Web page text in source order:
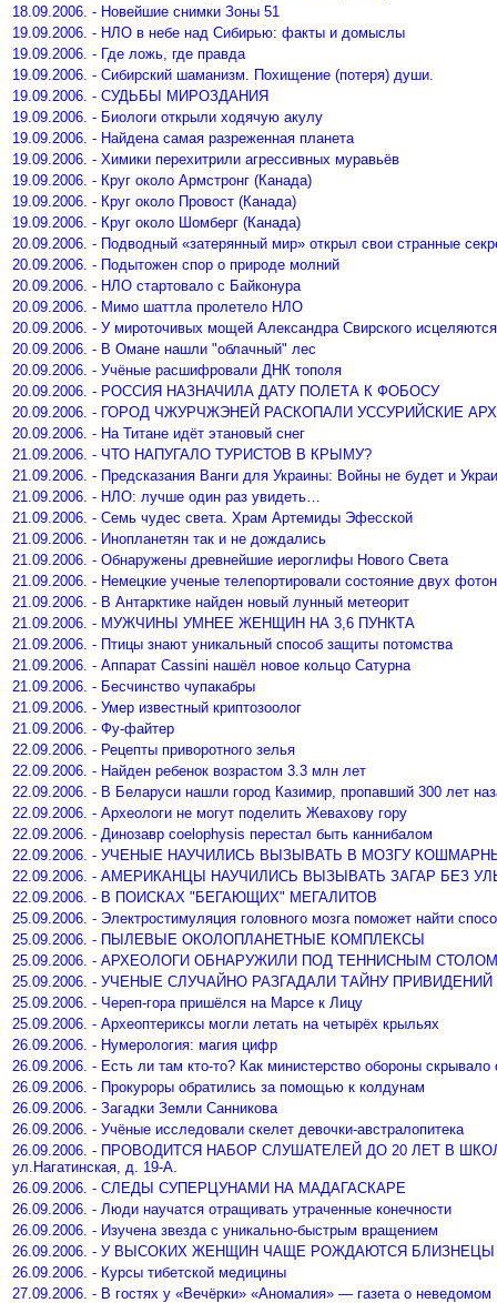
18.09.2006. - Новейшие снимки Зоны 51
19.09.2006. - НЛО в небе над Сибирью: факты и домыслы
19.09.2006. - Где ложь, где правда
19.09.2006. - Сибирский шаманизм. Похищение (потеря) души.
19.09.2006. - СУДЬБЫ МИРОЗДАНИЯ
19.09.2006. - Биологи открыли ходячую акулу
19.09.2006. - Найдена самая разреженная планета
19.09.2006. - Химики перехитрили агрессивных муравьёв
19.09.2006. - Круг около Армстронг (Канада)
19.09.2006. - Круг около Провост (Канада)
19.09.2006. - Круг около Шомберг (Канада)
20.09.2006. - Подводный «затерянный мир» открыл свои странные
20.09.2006. - Подытожен спор о природе молний
20.09.2006. - НЛО стартовало с Байконура
20.09.2006. - Мимо шаттла пролетело НЛО
20.09.2006. - У мироточивых мощей Александра Свирского
20.09.2006. - В Омане нашли "облачный" лес
20.09.2006. - Учёные расшифровали ДНК тополя
20.09.2006. - РОССИЯ НАЗНАЧИЛА ДАТУ ПОЛЕТА К ФОБОСУ
20.09.2006. - ГОРОД ЧЖУРЧЖЭНЕЙ РАСКОПАЛИ УССУРИЙСКИЕ
20.09.2006. - На Титане идёт этановый снег
21.09.2006. - ЧТО НАПУГАЛО ТУРИСТОВ В КРЫМУ?
21.09.2006. - Предсказания Ванги для Украины: Войны не будет и
21.09.2006. - НЛО: лучше один раз увидеть…
21.09.2006. - Семь чудес света. Храм Артемиды Эфесской
21.09.2006. - Инопланетян так и не дождались
21.09.2006. - Обнаружены древнейшие иероглифы Нового Света
21.09.2006. - Немецкие ученые телепортировали состояние двух
21.09.2006. - В Антарктике найден новый лунный метеорит
21.09.2006. - МУЖЧИНЫ УМНЕЕ ЖЕНЩИН НА 3,6 ПУНКТА
21.09.2006. - Птицы знают уникальный способ защиты потомства
21.09.2006. - Аппарат Cassini нашёл новое кольцо Сатурна
21.09.2006. - Бесчинство чупакабры
21.09.2006. - Умер известный криптозоолог
21.09.2006. - Фу-файтер
22.09.2006. - Рецепты приворотного зелья
22.09.2006. - Найден ребенок возрастом 3.3 млн лет
22.09.2006. - В Беларуси нашли город Казимир, пропавший 300 лет
22.09.2006. - Археологи не могут поделить Жевахову гору
22.09.2006. - Динозавр coelophysis перестал быть каннибалом
22.09.2006. - УЧЕНЫЕ НАУЧИЛИСЬ ВЫЗЫВАТЬ В МОЗГУ
22.09.2006. - АМЕРИКАНЦЫ НАУЧИЛИСЬ ВЫЗЫВАТЬ ЗАГАР БЕЗ
22.09.2006. - В ПОИСКАХ "БЕГАЮЩИХ" МЕГАЛИТОВ
25.09.2006. - Электростимуляция головного мозга поможет найти
25.09.2006. - ПЫЛЕВЫЕ ОКОЛОПЛАНЕТНЫЕ КОМПЛЕКСЫ
25.09.2006. - АРХЕОЛОГИ ОБНАРУЖИЛИ ПОД ТЕННИСНЫМ
25.09.2006. - УЧЕНЫЕ СЛУЧАЙНО РАЗГАДАЛИ ТАЙНУ ПРИВИДЕНИЙ
25.09.2006. - Череп-гора пришёлся на Марсе к Лицу
25.09.2006. - Археоптериксы могли летать на четырёх крыльях
26.09.2006. - Нумерология: магия цифр
26.09.2006. - Есть ли там кто-то? Как министерство обороны
26.09.2006. - Прокуроры обратились за помощью к колдунам
26.09.2006. - Загадки Земли Санникова
26.09.2006. - Учёные исследовали скелет девочки-австралопитека
26.09.2006. - ПРОВОДИТСЯ НАБОР СЛУШАТЕЛЕЙ ДО 20 ЛЕТ В
ул.Нагатинская, д. 19-А.
26.09.2006. - СЛЕДЫ СУПЕРЦУНАМИ НА МАДАГАСКАРЕ
26.09.2006. - Люди научатся отращивать утраченные конечности
26.09.2006. - Изучена звезда с уникально-быстрым вращением
26.09.2006. - У ВЫСОКИХ ЖЕНЩИН ЧАЩЕ РОЖДАЮТСЯ БЛИЗНЕЦЫ
26.09.2006. - Курсы тибетской медицины
27.09.2006. - В гостях у «Вечёрки» «Аномалия» — газета о неведомом